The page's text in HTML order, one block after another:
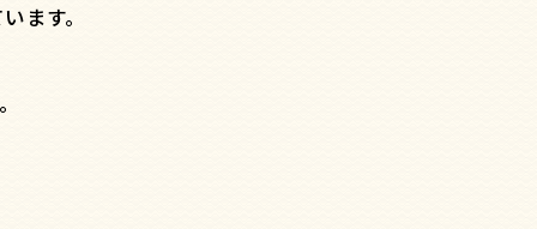
ます。